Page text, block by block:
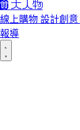
線上購物 設計創意
報導